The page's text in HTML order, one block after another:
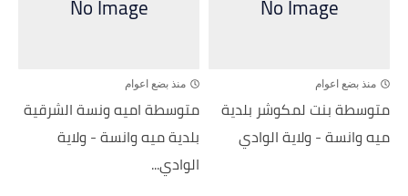
منذ بضع اعوام
متوسطة بنت لمكوشر بلدية
ميه وانسة - ولاية الوادي
منذ بضع اعوام
متوسطة اميه ونسة الشرقية
بلدية ميه وانسة - ولاية
الوادي...